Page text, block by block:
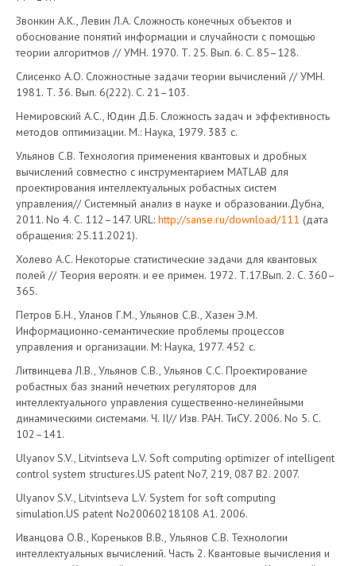
Звонкин А.К., Левин Л.А. Сложность конечных объектов и
обоснование понятий информации и случайности с помощью
теории алгоритмов // УМН. 1970. Т. 25. Вып. 6. С. 85–128.
Слисенко А.О. Сложностные задачи теории вычислений // УМН.
1981. Т. 36. Вып. 6(222). С. 21–103.
Немировский А.С., Юдин Д.Б. Сложность задач и эффективность
методов оптимизации. М.: Наука, 1979. 383 с.
Ульянов С.В. Технология применения квантовых и дробных
вычислений совместно с инструментарием MATLAB для
проектирования интеллектуальных робастных систем
управления// Системный анализ в науке и образовании.Дубна,
2011. No 4. С. 112–147. URL: http://sanse.ru/download/111 (дата
обращения: 25.11.2021).
Холево А.С. Некоторые статистические задачи для квантовых
полей // Теория вероятн. и ее примен. 1972. Т.17.Вып. 2. С. 360–
365.
Петров Б.Н., Уланов Г.М., Ульянов С.В., Хазен Э.М.
Информационно-семантические проблемы процессов
управления и организации. M: Наука, 1977. 452 с.
Литвинцева Л.В., Ульянов С.В., Ульянов С.С. Проектирование
робастных баз знаний нечетких регуляторов для
интеллектуального управления существенно-нелинейными
динамическими системами. Ч. II// Изв. РАН. ТиСУ. 2006. No 5. С.
102–141.
Ulyanov S.V., Litvintseva L.V. Soft computing optimizer of intelligent
control system structures.US patent No7, 219, 087 B2. 2007.
Ulyanov S.V., Litvintseva L.V. System for soft computing
simulation.US patent No20060218108 A1. 2006.
Иванцова О.В., Кореньков В.В., Ульянов С.В. Технологии
интеллектуальных вычислений. Часть 2. Квантовые вычисления и